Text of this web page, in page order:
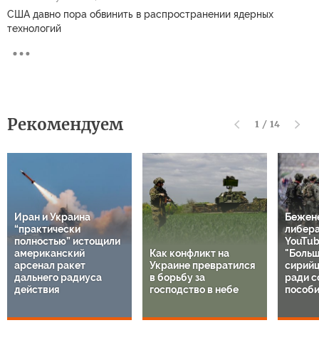
США давно пора обвинить в распространении ядерных
технологий
Рекомендуем 1 / 14
Иран и Украина
“практически
полностью” истощили
американский
арсенал ракет
дальнего радиуса
действия
Как конфликт на
Украине превратился
в борьбу за
господство в небе
ради